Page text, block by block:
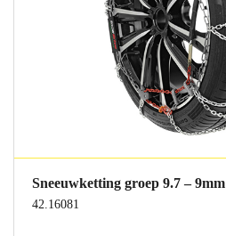
Sneeuwketting groep 9.7 – 9mm
42.16081